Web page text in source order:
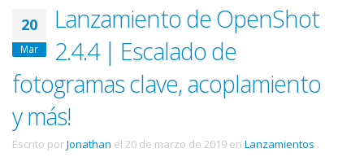
20
Mar
Lanzamiento de OpenShot
2.4.4 | Escalado de
fotogramas clave, acoplamiento
y más!
Escrito porJonathan el 20 de marzo de 2019 en Lanzamientos .